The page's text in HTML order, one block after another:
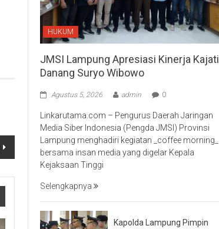
HUKUM
JMSI Lampung Apresiasi Kinerja Kajati
Danang Suryo Wibowo
Agustus 5, 2026 admin 0
Linkarutama.com – Pengurus Daerah Jaringan
Media Siber Indonesia (Pengda JMSI) Provinsi
Lampung menghadiri kegiatan _coffee morning_
bersama insan media yang digelar Kepala
Kejaksaan Tinggi
Selengkapnya
Kapolda Lampung Pimpin